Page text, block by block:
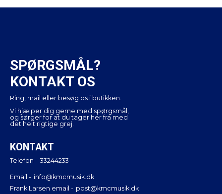
SPØRGSMÅL?
KONTAKT OS
Ring, mail eller besøg os i butikken.
Vi hjælper dig gerne med spørgsmål,
og sørger for at du tager her fra med
det helt rigtige grej.
KONTAKT
Telefon - 33244233
Email - info@kmcmusik.dk
Frank Larsen email - post@kmcmusik.dk